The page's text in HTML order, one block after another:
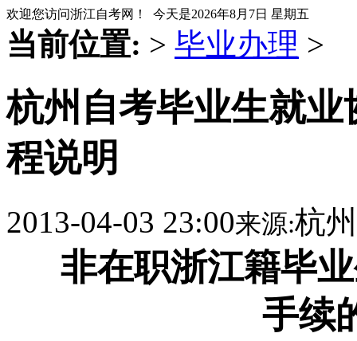
欢迎您访问浙江自考网！ 今天是2026年8月7日 星期五
当前位置: > 毕业办理 >
杭州自考毕业生就
程说明
2013-04-03 23:00来源:杭
非在职浙江籍毕
手续